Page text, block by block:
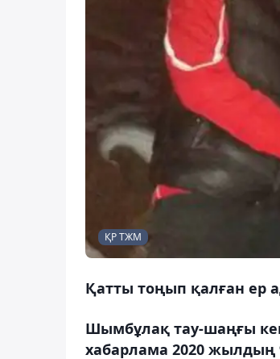
ҚР ТЖМ
Қатты тоңып қалған ер
Шымбұлақ тау-шаңғы
хабарлама 2020 жылдың